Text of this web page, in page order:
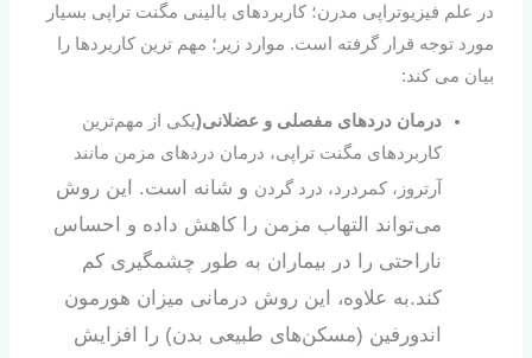
در علم فیزیوتراپی مدرن؛ کاربردهای بالینی مگنت تراپی بسیار
مورد توجه قرار گرفته است. موارد زیر؛ مهم ترین کاربردها را
بیان می کند:
درمان دردهای مفصلی و عضلانی(یکی از مهم‌ترین
کاربردهای مگنت تراپی، درمان دردهای مزمن مانند
آرتروز، کمردرد، درد گردن و شانه است. این روش
می‌تواند التهاب مزمن را کاهش داده و احساس
ناراحتی را در بیماران به‌ طور چشمگیری کم
کند.به علاوه، این روش درمانی میزان هورمون
اندورفین (مسکن‌های طبیعی بدن) را افزایش